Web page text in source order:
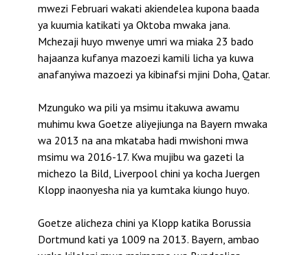
mwezi Februari wakati akiendelea kupona baada
ya kuumia katikati ya Oktoba mwaka jana.
Mchezaji huyo mwenye umri wa miaka 23 bado
hajaanza kufanya mazoezi kamili licha ya kuwa
anafanyiwa mazoezi ya kibinafsi mjini Doha, Qatar.
Mzunguko wa pili ya msimu itakuwa awamu
muhimu kwa Goetze aliyejiunga na Bayern mwaka
wa 2013 na ana mkataba hadi mwishoni mwa
msimu wa 2016-17. Kwa mujibu wa gazeti la
michezo la Bild, Liverpool chini ya kocha Juergen
Klopp inaonyesha nia ya kumtaka kiungo huyo.
Goetze alicheza chini ya Klopp katika Borussia
Dortmund kati ya 1009 na 2013. Bayern, ambao